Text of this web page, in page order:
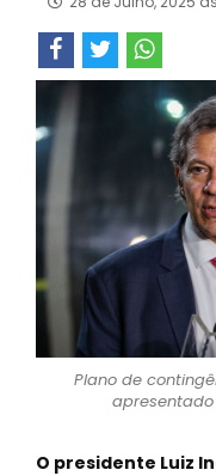
Plano de
apresentado
O presidente Luiz